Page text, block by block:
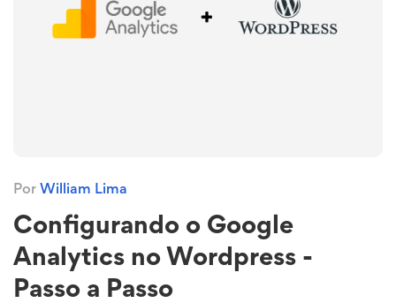
Por William Lima
Configurando o Google
Analytics no Wordpress -
Passo a Passo